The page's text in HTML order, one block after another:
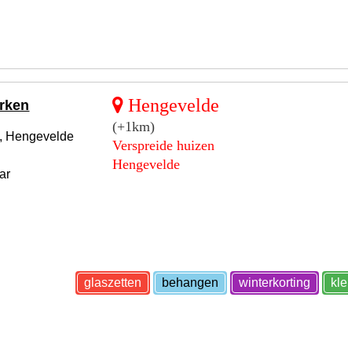
Hengevelde
Hengevelde
(+1km)
Verspreide huizen
Hengevelde
glaszetten behangen winterkorting